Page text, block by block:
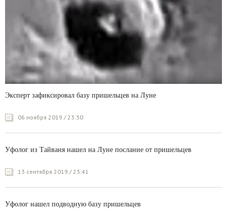
Эксперт зафиксировал базу пришельцев на Луне
06 ноября 2019 / 23:30
Уфолог из Тайваня нашел на Луне послание от пришельцев
13 сентября 2019 / 23:41
Уфолог нашел подводную базу пришельцев